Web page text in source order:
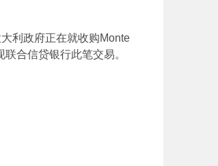
利政府正在就收购Monte
合信贷银行此笔交易。